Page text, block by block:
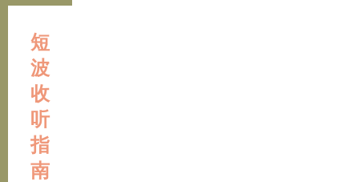
短
波
收
听
指
南